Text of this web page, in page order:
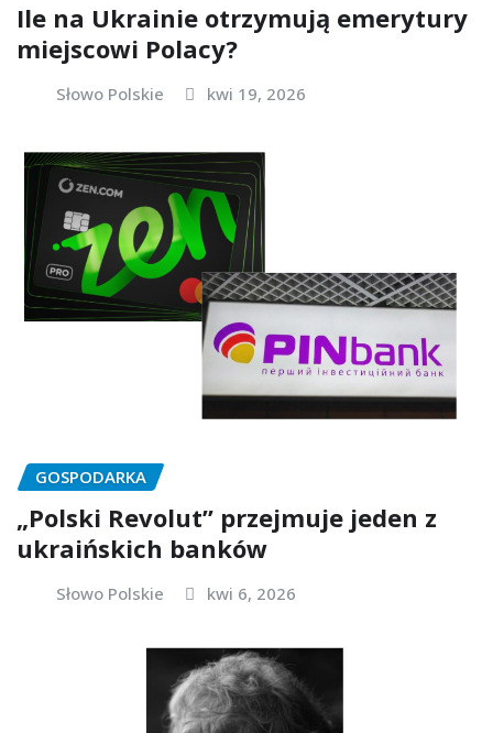
Ile na Ukrainie otrzymują emerytury
miejscowi Polacy?
Słowo Polskie kwi 19, 2026
GOSPODARKA
„Polski Revolut” przejmuje jeden z
ukraińskich banków
Słowo Polskie kwi 6, 2026